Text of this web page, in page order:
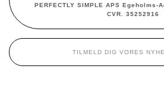
PERFECTLY SIMPLE APS
CVR. 35252916
TILMELD DIG VORES